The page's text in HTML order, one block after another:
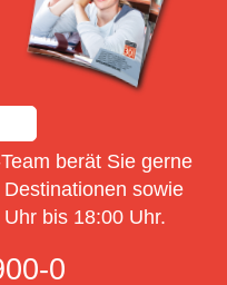
berät Sie gerne
sowie
bis 18:00 Uhr.
0